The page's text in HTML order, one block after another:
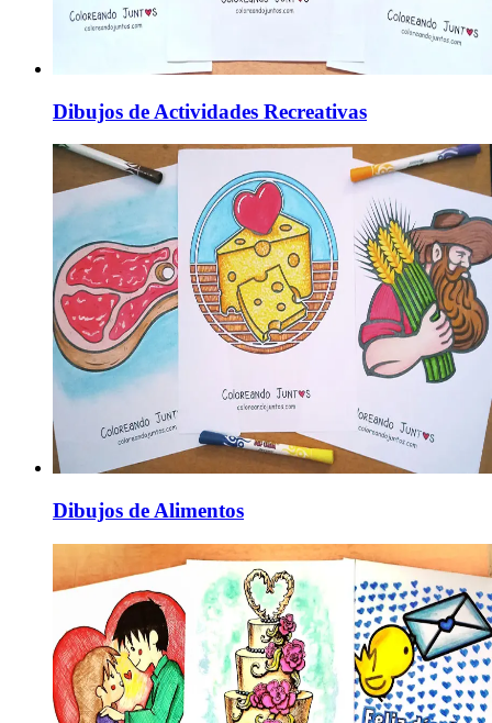
Dibujos de Actividades Recreativas
Dibujos de Alimentos